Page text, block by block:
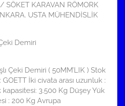
SÖKET KARAVAN RÖMORK
USTA MÜHENDİSLİK
Demiri
Çeki Demiri ( 50MM’LIK ) Stok
GOETT İki civata arası uzunluk :
kapasitesi: 3.500 Kg Düşey Yük
: 200 Kg Avrupa